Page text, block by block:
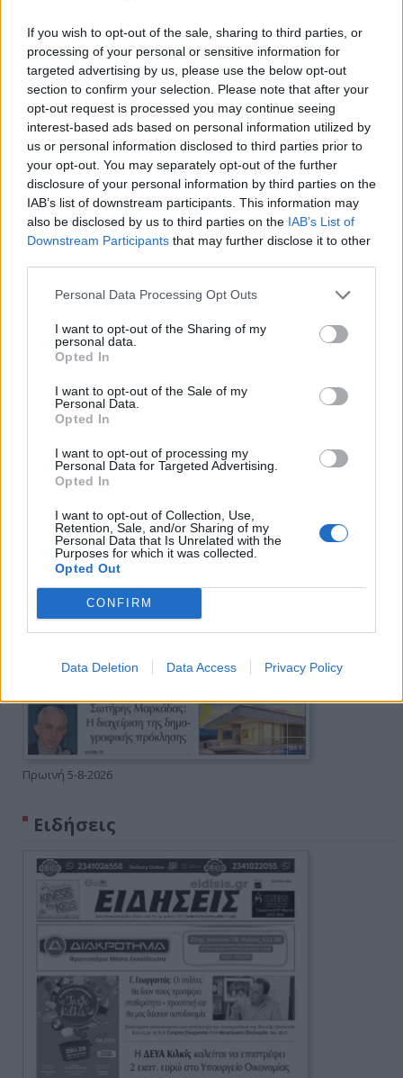
If you wish to opt-out of the sale, sharing to third parties, or
processing of your personal or sensitive information for
targeted advertising by us, please use the below opt-out
section to confirm your selection. Please note that after your
opt-out request is processed you may continue seeing
interest-based ads based on personal information utilized by
us or personal information disclosed to third parties prior to
your opt-out. You may separately opt-out of the further
disclosure of your personal information by third parties on the
IAB’s list of downstream participants. This information may
also be disclosed by us to third parties on the IAB’s List of
Downstream Participants that may further disclose it to other
Personal Data Processing Opt Outs
I want to opt-out of the Sharing of my
personal data.
Opted In
I want to opt-out of the Sale of my
Personal Data.
Opted In
I want to opt-out of processing my
Personal Data for Targeted Advertising.
Opted In
I want to opt-out of Collection, Use,
Retention, Sale, and/or Sharing of my
Personal Data that Is Unrelated with the
Purposes for which it was collected.
Opted Out
CONFIRM
Data Deletion Data Access Privacy Policy
Πρωινή
Πρωινή 5-8-2026
Ειδήσεις